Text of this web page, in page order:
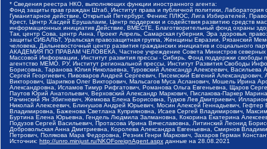
* Сведения реестра НКО, выполняющих функции иностранного агента:
Фонд защиты прав граждан Штаб, Институт права и публичной политики,
Гуманитарное действие, Открытый Петербург, Феникс ПЛЮС, Лига Избирателей,
Крест, Центр Хасдей Ерушалаим, Центр поддержки и содействия развитию средств
информационных инициатив Действие, ВМЕСТЕ, Благотворительный фонд охраны
Так, центр Сова, центр Анна, Проект Апрель, Самарская губерния, Эра здоровья,
защиты СИБАЛЬТ, Уральская правозащитная группа, Женщины Евразии, Рязанский
человека, Дальневосточный центр развития гражданских инициатив и социального
АКАДЕМИЯ ПО ПРАВАМ ЧЕЛОВЕКА, Частное учреждение Совета Министров северных
Массовой Информации, Институт развития прессы - Сибирь, Фонд поддержки
агентство МЕМО. РУ, Институт региональной прессы, Институт Развития Свободы
Борисовна, Таранова Юлия Николаевна, Туровский Александр Алексеевич,
Сергей Георгиевич, Пивоваров Андрей Сергеевич, Писемский Евгений
Викторович, Шарипков Олег Викторович, Мальсагов Муса Асланович, Мошель Ирина
Александровна, Исламов Тимур Рифгатович, Романова Ольга Евгеньевна, Щаров
Паутов Юрий Анатольевич, Верховский Александр Маркович, Пислакова-Паркер
Рачинский Ян Збигневич, Жемкова Елена Борисовна, Гудков Лев Дмитриевич,
Николай Алексеевич, Блинушов Андрей Юрьевич, Мосин Алексей Геннадьевич,
Владимировна, Баженова Светлана Куприяновна, Исаев Сергей Владимирович,
Буртина Елена Юрьевна, Гендель Людмила Залмановна, Кокорина Екатерина
Подузов Сергей Васильевич, Протасова Ирина Вячеславовна, Литинский Леонид
Добровольская Анна Дмитриевна, Королева Александра Евгеньевна, Смирнов
Петрович, Полякова Мара Федоровна, Резник Генри Маркович, Захаров Герман
Источник: http://unro.minjust.ru/NKOForeignAgent.aspx данные на 28.08.2021